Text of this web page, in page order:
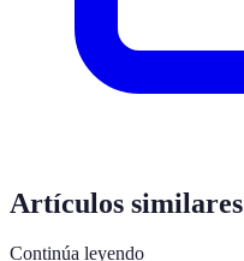
Artículos similares
Continúa leyendo